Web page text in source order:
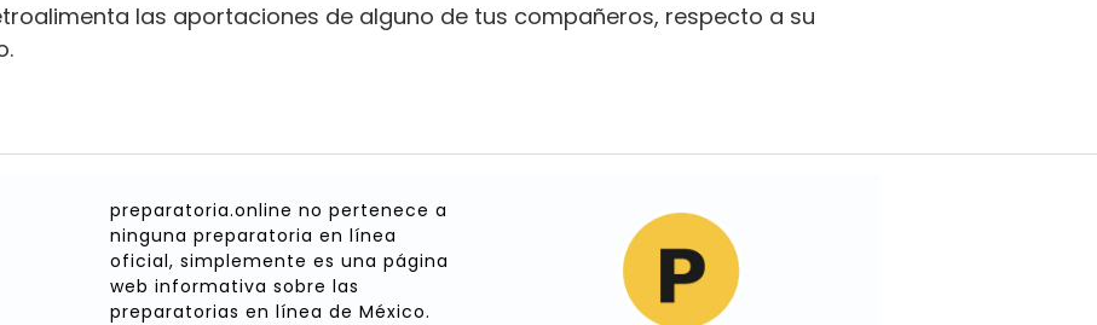
las aportaciones de alguno de tus compañeros, respecto a su
preparatoria.online no pertenece a
ninguna preparatoria en línea
oficial, simplemente es una página
web informativa sobre las
preparatorias en línea de México.